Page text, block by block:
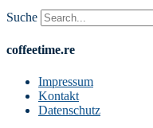
Suche
coffeetime.re
Impressum
Kontakt
Datenschutz